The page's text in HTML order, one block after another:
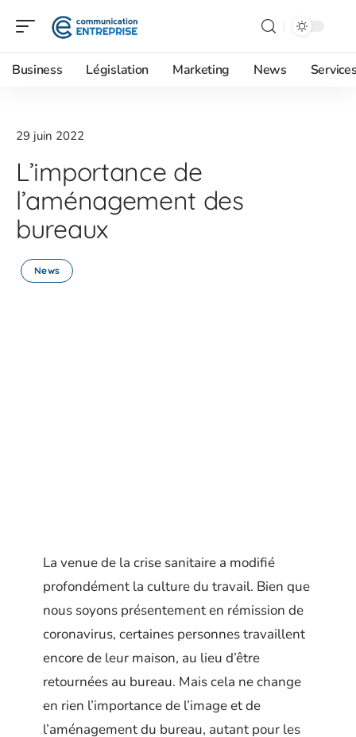
Business Législation Marketing News
29 juin 2022
L’importance de
l’aménagement des
bureaux
News
La venue de la crise sanitaire a modifié
profondément la culture du travail. Bien que
nous soyons présentement en rémission de
coronavirus, certaines personnes travaillent
encore de leur maison, au lieu d’être
retournées au bureau. Mais cela ne change
en rien l’importance de l’image et de
l’aménagement du bureau, autant pour les